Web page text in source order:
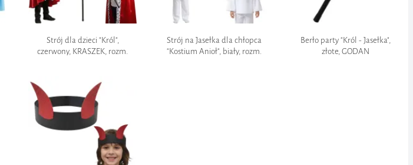
Strój dla dzieci "Król",
czerwony, KRASZEK, rozm.
Strój na Jasełka dla chłopca
"Kostium Anioł", biały, rozm.
Berło party "Król - Jasełka",
złote, GODAN